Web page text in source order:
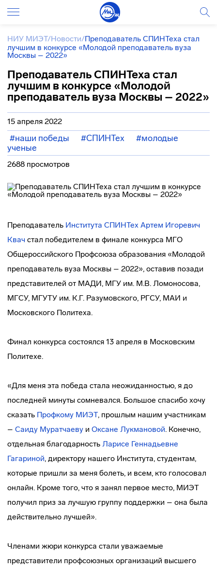
НИУ МИЭТ/Новости/Преподаватель СПИНТеха стал
лучшим в конкурсе «Молодой преподаватель вуза
Москвы – 2022»
Преподаватель СПИНТеха стал
лучшим в конкурсе «Молодой
преподаватель вуза Москвы – 2022»
15 апреля 2022
#наши победы #СПИНТех
#молодые
ученые
2688 просмотров
Преподаватель Института СПИНТех Артем Игоревич
Квач стал победителем в финале конкурса МГО
Общероссийского Профсоюза образования «Молодой
преподаватель вуза Москвы – 2022», оставив позади
представителей от МАДИ, МГУ им. М.В. Ломоносова,
МГСУ, МГУТУ им. К.Г. Разумовского, РГСУ, МАИ и
Московского Политеха.
Финал конкурса состоялся 13 апреля в Московским
Политехе.
«Для меня эта победа стала неожиданностью, я до
последней минуты сомневался. Большое спасибо хочу
сказать Профкому МИЭТ, прошлым нашим участникам
– Саиду Муратчаеву и Оксане Лукмановой. Конечно,
отдельная благодарность Ларисе Геннадьевне
Гагариной, директору нашего Института, студентам,
которые пришли за меня болеть, и всем, кто голосовал
онлайн. Кроме того, что я занял первое место, МИЭТ
получил приз за лучшую группу поддержки – она была
действительно лучшей».
Членами жюри конкурса стали уважаемые
представители профсоюзных организаций высшего